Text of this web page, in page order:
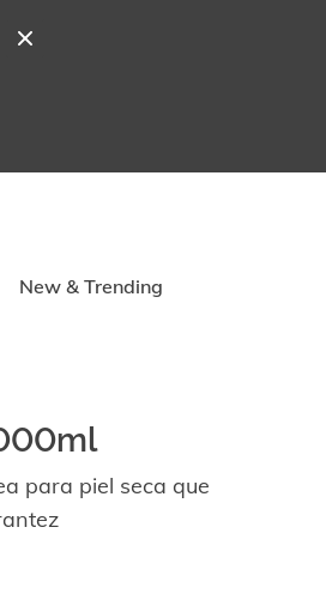
New & Trending
para piel seca que